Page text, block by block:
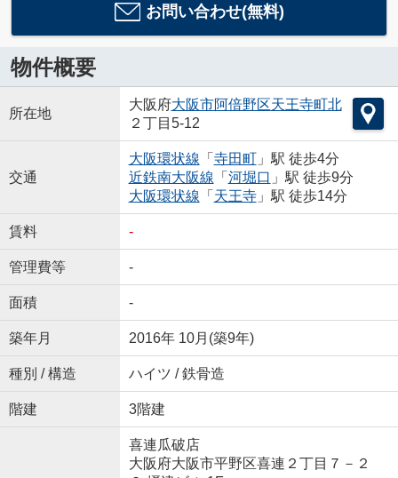
お問い合わせ(無料)
物件概要
所在地
大阪府大阪市阿倍野区天王寺町北
２丁目5-12
交通
大阪環状線 「 寺田町」駅 徒歩4分
近鉄南大阪線 「 河堀口 」駅 徒歩9分
大阪環状線 「 天王寺」駅 徒歩14分
賃料 -
管理費等 -
面積 -
築年月 2016年 10月(築9年)
種別 / 構造 ハイツ / 鉄骨造
階建 3階建
喜連瓜破店
大阪府大阪市平野区喜連２丁目７－２